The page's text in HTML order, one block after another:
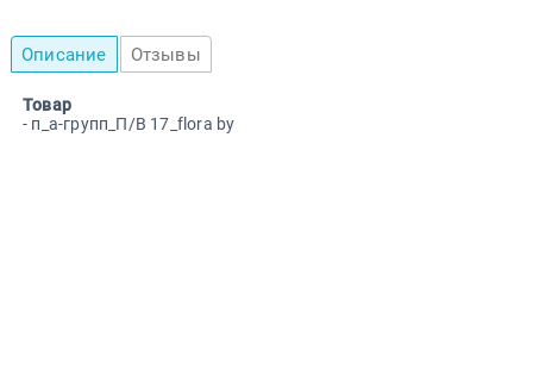
Описание Отзывы
Товар
- п_а-групп_П/В 17_flora by